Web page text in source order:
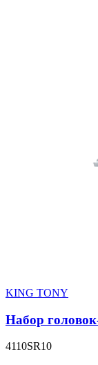
KING TONY
Набор
4110SR10